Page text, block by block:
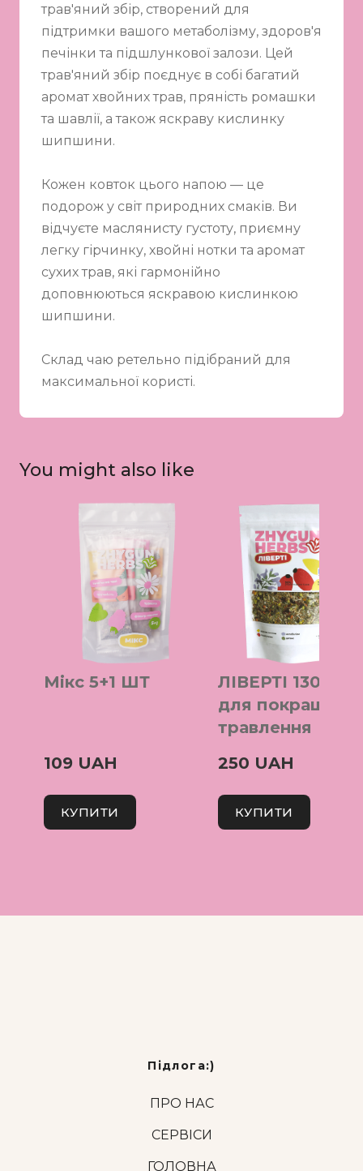
трав'яний збір, створений для
підтримки вашого метаболізму, здоров'я
печінки та підшлункової залози. Цей
трав'яний збір поєднує в собі багатий
аромат хвойних трав, пряність ромашки
та шавлії, а також яскраву кислинку
шипшини.
Кожен ковток цього напою — це
подорож у світ природних смаків. Ви
відчуєте маслянисту густоту, приємну
легку гірчинку, хвойні нотки та аромат
сухих трав, які гармонійно
доповнюються яскравою кислинкою
шипшини.
Склад чаю ретельно підібраний для
максимальної користі.
You might also like
Мікс 5+1 ШТ
109 UAH
КУПИТИ
ЛІВЕРТІ 130г -
для
травлення
250 UAH
КУПИТИ
Підлога:)
ПРО НАС
СЕРВІСИ
ГОЛОВНА